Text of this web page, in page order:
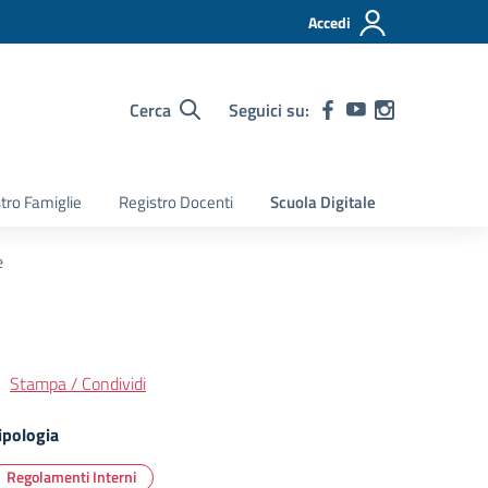
Accedi
Cerca Seguici su:
Famiglie Registro Docenti Scuola Digitale
Stampa / Condividi
Regolamenti Interni